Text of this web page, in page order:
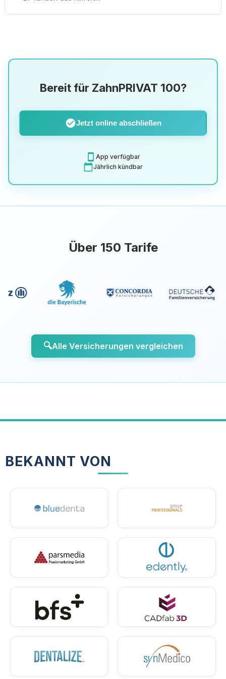
Bereit für ZahnPRIVAT 100?
check_circleJetzt online abschließen
smartphone App verfügbar
calendar_todayJährlich kündbar
Über 150 Tarife
🔍Alle Versicherungen vergleichen
BEKANNT VON